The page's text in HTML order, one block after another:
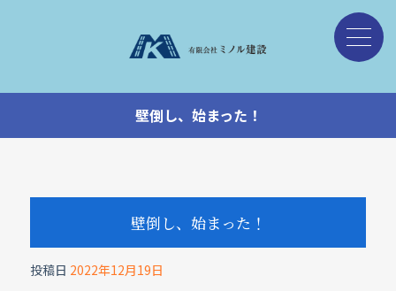
壁倒し、始まった！
壁倒し、始まった！
投稿日 2022年12月19日